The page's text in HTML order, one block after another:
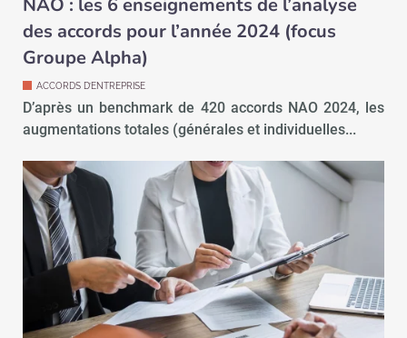
des accords pour l’année 2024 (focus
Groupe Alpha)
ACCORDS D’ENTREPRISE
D’après un benchmark de 420 accords NAO 2024, les
augmentations totales (générales et individuelles...